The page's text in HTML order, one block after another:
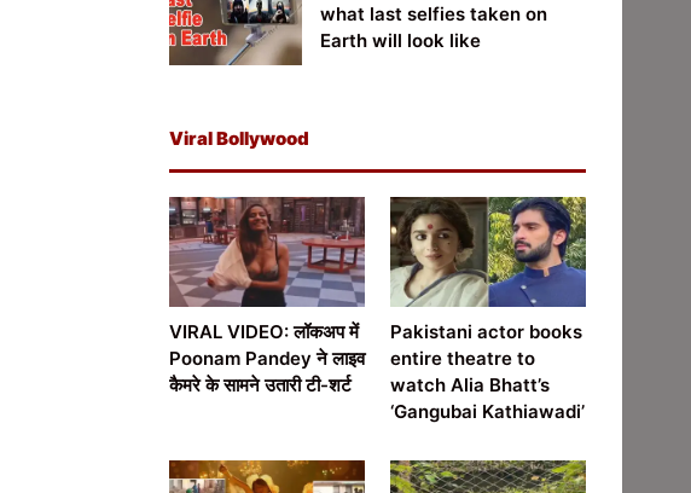
what last selfies taken on
Earth will look like
Viral Bollywood
VIRAL VIDEO: लॉकअप में
Poonam Pandey ने लाइव
कैमरे के सामने उतारी टी-शर्ट
Pakistani actor books
entire theatre to
watch Alia Bhatt’s
‘Gangubai Kathiawadi’